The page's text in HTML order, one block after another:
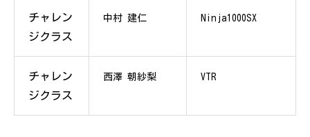
チャレン
ジクラス
中村 建仁 Ninja1000SX
チャレン
ジクラス
西澤 朝紗梨 VTR